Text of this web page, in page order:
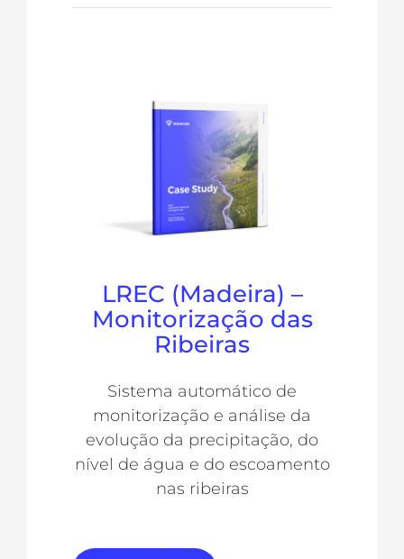
LREC (Madeira) –
Monitorização das
Ribeiras
Sistema automático de
monitorização e análise da
evolução da precipitação, do
nível de água e do escoamento
nas ribeiras